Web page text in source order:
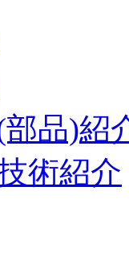
品)紹
術紹介